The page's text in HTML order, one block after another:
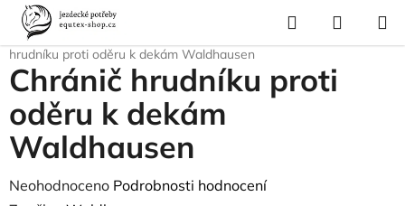
Přejít
obsah
Hledat
KOŠÍK
Domů
Pro koně
hrudníku proti oděru k dekám Waldhausen
Chránič hrudníku proti
oděru k dekám
Waldhausen
Průměrné
Neohodnoceno Podrobnosti hodnocení